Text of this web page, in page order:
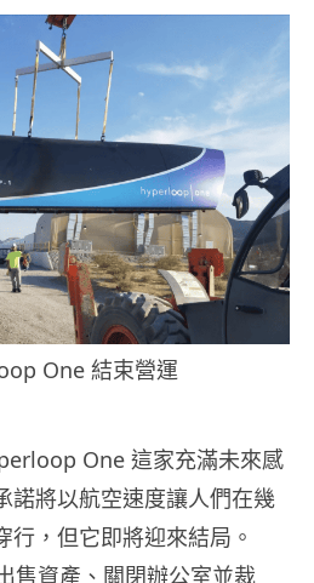
One 結束營運
One 這家充滿未來感
諾將以航空速度讓人們在幾
行，但它即將迎來結局。
售資產、關閉辦公室並裁